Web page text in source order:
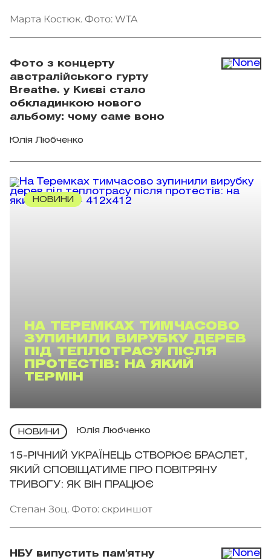
Марта Костюк. Фото: WTA
Фото з концерту
австралійського гурту
Breathe. у Києві стало
обкладинкою нового
альбому: чому саме воно
Юлія Любченко
НОВИНИ
НА ТЕРЕМКАХ ТИМЧАСОВО
ЗУПИНИЛИ ВИРУБКУ ДЕРЕВ
ПІД ТЕПЛОТРАСУ ПІСЛЯ
ПРОТЕСТІВ: НА ЯКИЙ
ТЕРМІН
НОВИНИ Юлія Любченко
15-РІЧНИЙ УКРАЇНЕЦЬ СТВОРЮЄ БРАСЛЕТ,
ЯКИЙ СПОВІЩАТИМЕ ПРО ПОВІТРЯНУ
ТРИВОГУ: ЯК ВІН ПРАЦЮЄ
Степан Зоц. Фото: скриншот
НБУ випустить пам'ятну